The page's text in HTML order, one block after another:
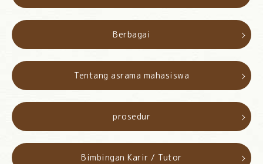
Berbagai
Tentang asrama mahasiswa
prosedur
Bimbingan Karir / Tutor